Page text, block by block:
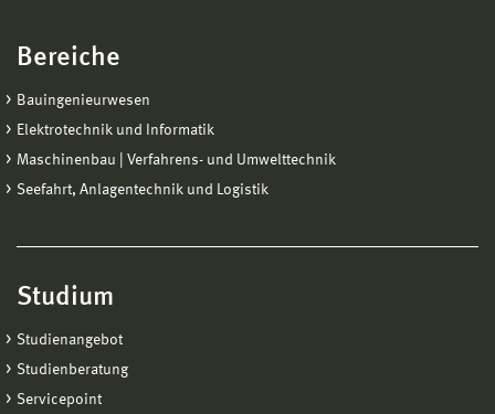
Bereiche
Bauingenieurwesen
Elektrotechnik und Informatik
Maschinenbau | Verfahrens- und Umwelttechnik
Seefahrt, Anlagentechnik und Logistik
Studium
Studienangebot
Studienberatung
Servicepoint